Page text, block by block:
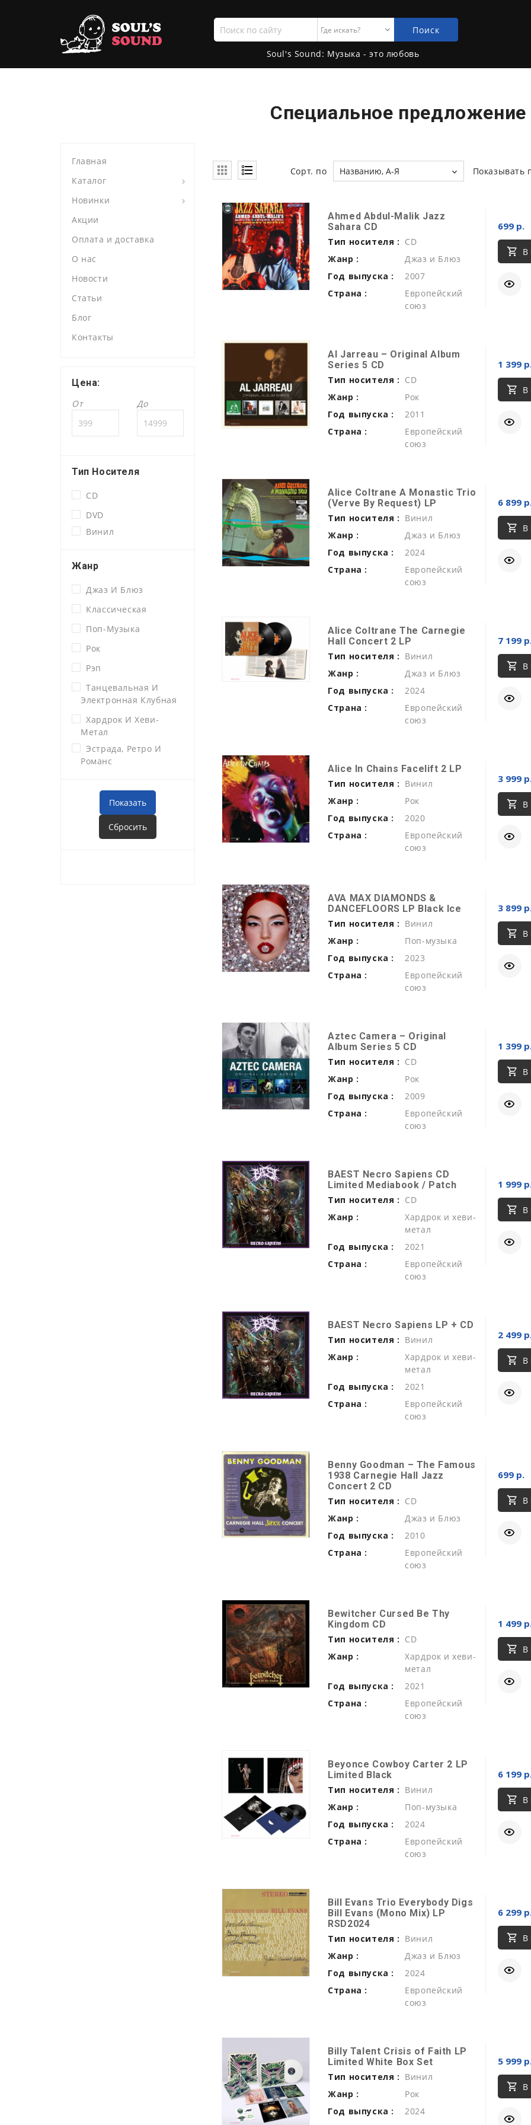
Поиск
по
сайту
Поиск
Soul's Sound: Музыка - это любовь
Специальное предложение
Главная
Каталог
Новинки
Акции
Оплата и доставка
О нас
Новости
Статьи
Блог
Контакты
Цена:
От
До
Тип Носителя
CD
DVD
Винил
Жанр
Джаз И Блюз
Классическая
Поп-Музыка
Рок
Рэп
Танцевальная И
Электронная Клубная
Хардрок И Хеви-
Метал
Эстрада, Ретро И
Романс
Сорт. по Названию, А-Я Показывать
Ahmed Abdul-Malik Jazz
Sahara CD
Тип носителя : CD
Жанр :
Джаз и Блюз
Год выпуска :
2007
Страна :
Европейский
союз
699 р.
В
Al Jarreau ‎– Original Album
Series 5 CD
Тип носителя : CD
Жанр :
Рок
Год выпуска :
2011
Страна :
Европейский
союз
1 399
В
Alice Coltrane A Monastic Trio
(Verve By Request) LP
Тип носителя : Винил
Жанр :
Джаз и Блюз
Год выпуска :
2024
Страна :
Европейский
союз
6 899
В
Alice Coltrane The Carnegie
Hall Concert 2 LP
Тип носителя : Винил
Жанр :
Джаз и Блюз
Год выпуска :
2024
Страна :
Европейский
союз
7 199
В
Alice In Chains Facelift 2 LP
Тип носителя : Винил
Жанр :
Рок
Год выпуска :
2020
Страна :
Европейский
союз
3 999
В
AVA MAX DIAMONDS &
DANCEFLOORS LP Black Ice
Тип носителя : Винил
Жанр :
Поп-музыка
Год выпуска :
2023
Страна :
Европейский
союз
3 899
В
Aztec Camera ‎– Original
Album Series 5 CD
Тип носителя : CD
Жанр :
Рок
Год выпуска :
2009
Страна :
Европейский
союз
1 399
В
BAEST Necro Sapiens CD
Limited Mediabook / Patch
Тип носителя : CD
Жанр :
Хардрок и хеви-
метал
Год выпуска :
2021
Страна :
Европейский
союз
1 999
В
BAEST Necro Sapiens LP + CD
Тип носителя : Винил
Жанр :
Хардрок и хеви-
метал
Год выпуска :
2021
Страна :
Европейский
союз
2 499
В
Benny Goodman ‎– The Famous
1938 Carnegie Hall Jazz
Concert 2 CD
Тип носителя : CD
Жанр :
Джаз и Блюз
Год выпуска :
2010
Страна :
Европейский
союз
699 р.
В
Bewitcher Cursed Be Thy
Kingdom CD
Тип носителя : CD
Жанр :
Хардрок и хеви-
метал
Год выпуска :
2021
Страна :
Европейский
союз
1 499
В
Beyonce Cowboy Carter 2 LP
Limited Black
Тип носителя : Винил
Жанр :
Поп-музыка
Год выпуска :
2024
Страна :
Европейский
союз
6 199
В
Bill Evans Trio Everybody Digs
Bill Evans (Mono Mix) LP
RSD2024
Тип носителя : Винил
Жанр :
Джаз и Блюз
Год выпуска :
2024
Страна :
Европейский
союз
6 299
В
Billy Talent Crisis of Faith LP
Limited White Box Set
Тип носителя : Винил
Жанр :
Рок
Год выпуска :
2024
5 999
В